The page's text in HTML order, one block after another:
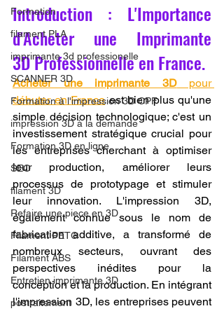
Formation
filament PLA
imprimante 3d professionelle
SCANNER 3D
Formation à l'impression 3D CPF
impression 3D à la demande
Formation 3D en ligne.
SEO
filament 3D
Refaire une piece en 3D
Filament PETG
Filament ABS
Entretien imprimante 3D
postraitement
Introduction : L'Importance
d'Acheter une Imprimante
3D Professionnelle en France.
Acheter une imprimante 3D pour
débuter en France est bien plus qu'une
simple décision technologique; c'est un
investissement stratégique crucial pour
les entreprises cherchant à optimiser
leur production, améliorer leurs
processus de prototypage et stimuler
leur innovation. L'impression 3D,
également connue sous le nom de
fabrication additive, a transformé de
nombreux secteurs, ouvrant des
perspectives inédites pour la
conception et la production. En intégrant
l'impression 3D, les entreprises peuvent